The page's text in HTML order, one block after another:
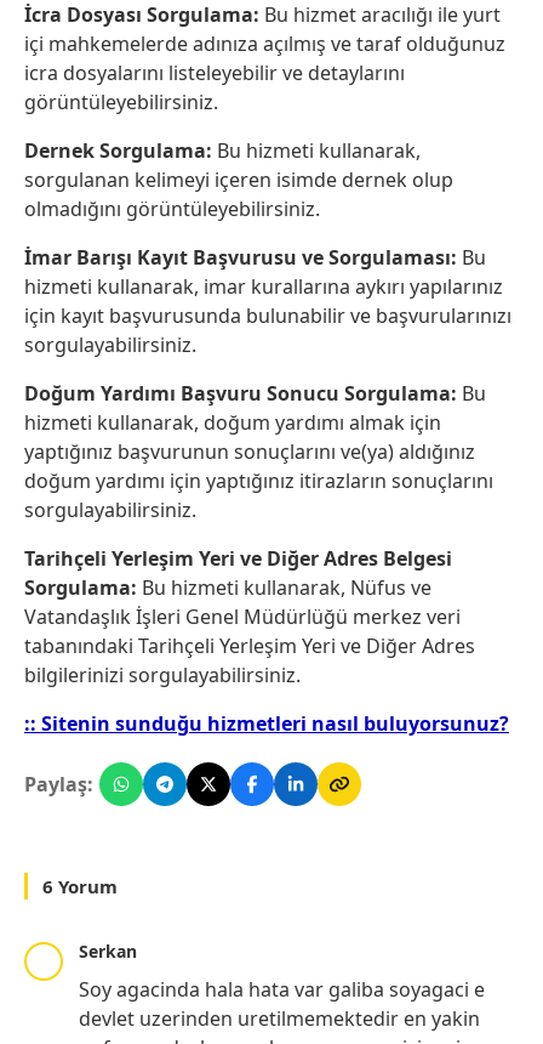
İcra Dosyası Sorgulama: Bu hizmet aracılığı ile yurt
içi mahkemelerde adınıza açılmış ve taraf olduğunuz
icra dosyalarını listeleyebilir ve detaylarını
görüntüleyebilirsiniz.
Dernek Sorgulama: Bu hizmeti kullanarak,
sorgulanan kelimeyi içeren isimde dernek olup
olmadığını görüntüleyebilirsiniz.
İmar Barışı Kayıt Başvurusu ve Sorgulaması: Bu
hizmeti kullanarak, imar kurallarına aykırı yapılarınız
için kayıt başvurusunda bulunabilir ve başvurularınızı
sorgulayabilirsiniz.
Doğum Yardımı Başvuru Sonucu Sorgulama: Bu
hizmeti kullanarak, doğum yardımı almak için
yaptığınız başvurunun sonuçlarını ve(ya) aldığınız
doğum yardımı için yaptığınız itirazların sonuçlarını
sorgulayabilirsiniz.
Tarihçeli Yerleşim Yeri ve Diğer Adres Belgesi
Sorgulama: Bu hizmeti kullanarak, Nüfus ve
Vatandaşlık İşleri Genel Müdürlüğü merkez veri
tabanındaki Tarihçeli Yerleşim Yeri ve Diğer Adres
bilgilerinizi sorgulayabilirsiniz.
:: Sitenin sunduğu hizmetleri nasıl buluyorsunuz?
Paylaş:
6 Yorum
Serkan
Soy agacinda hala hata var galiba soyagaci e
devlet uzerinden uretilmemektedir en yakin